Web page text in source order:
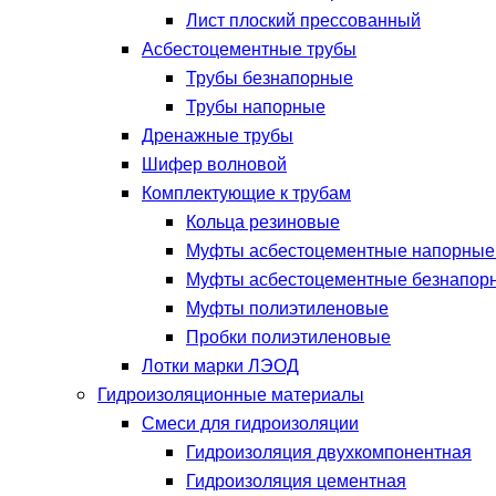
Лист плоский прессованный
Асбестоцементные трубы
Трубы безнапорные
Трубы напорные
Дренажные трубы
Шифер волновой
Комплектующие к трубам
Кольца резиновые
Муфты асбестоцементные
Муфты асбестоцементные
Муфты полиэтиленовые
Пробки полиэтиленовые
Лотки марки ЛЭОД
Гидроизоляционные материалы
Смеси для гидроизоляции
Гидроизоляция двухкомпонентная
Гидроизоляция цементная